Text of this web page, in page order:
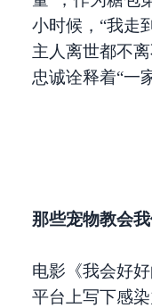
小时候，“我走
主人离世都不
忠诚诠释着“一
那些宠物教会
电影《我会好
平台上写下感